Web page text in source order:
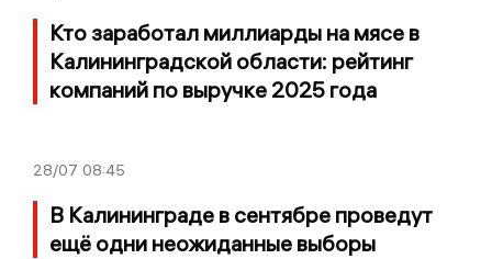
Кто заработал миллиарды на мясе в
Калининградской области: рейтинг
компаний по выручке 2025 года
28/07 08:45
В Калининграде в сентябре проведут
ещё одни неожиданные выборы